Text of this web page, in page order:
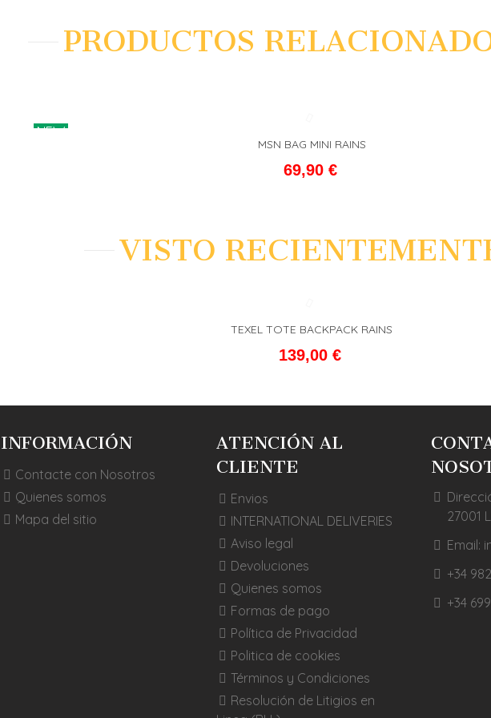
PRODUCTOS
NEW
FAVORITO
MSN BAG MINI RAINS
69,90 €
VISTO
FAVORITO
TEXEL TOTE BACKPACK RAINS
139,00 €
INFORMACIÓN
Contacte con Nosotros
Quienes somos
Mapa del sitio
ATENCIÓN AL
CLIENTE
Envios
INTERNATIONAL DELIVERIES
Aviso legal
Devoluciones
Quienes somos
Formas de pago
Política de Privacidad
Politica de cookies
Términos y Condiciones
Resolución de Litigios en
27001
Email:
+34
+34